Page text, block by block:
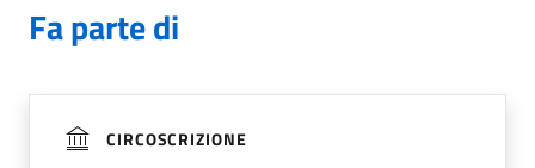
Fa parte di
CIRCOSCRIZIONE